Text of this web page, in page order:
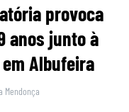
provoca
anos junto à
Albufeira
Mendonça